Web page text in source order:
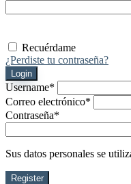
Recuérdame
¿Perdiste tu contraseña?
Login
Username*
Correo electrónico*
Contraseña*
Sus datos personales se
Register